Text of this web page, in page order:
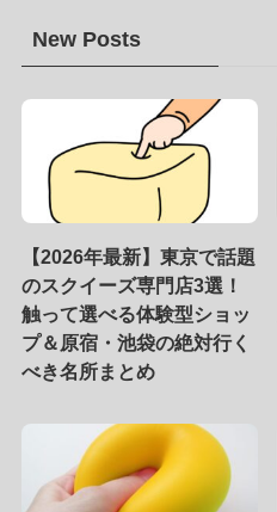
New Posts
【2026年最新】東京で話題
のスクイーズ専門店3選！
触って選べる体験型ショッ
プ＆原宿・池袋の絶対行く
べき名所まとめ